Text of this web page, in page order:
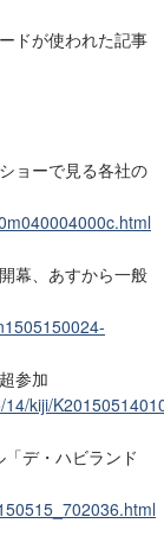
ドが使われた記事
ョーで見る各社の
幕、あすから一般
参加
kiji/
デ・ハビランド